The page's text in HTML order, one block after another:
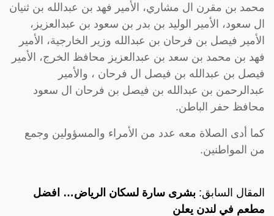
محمد بن مقرن ال مشاري، الأمير فهد بن عبدالله بن ثنيان
ال سعود، الأمير الوليد بن بدر بن سعود بن عبدالعزيز،
الأمير فيصل بن فرحان بن عبدالله وزير الخارجية، الأمير
فهد بن محمد بن سعد بن عبدالعزيز محافظ الخرج، الأمير
فيصل بن عبدالله بن فيصل ال فرحان ، والأمير
عبدالرحمن بن عبدالله بن فيصل بن فرحان ال سعود
محافظ حفر الباطن.
كما أدى الصلاة معه عدد من الأمراء والمسؤولين وجمع
من المواطنين.
المقال السابق: بشرى سارة لسكان الرياض… افضل
مطعم في لندن يعلن